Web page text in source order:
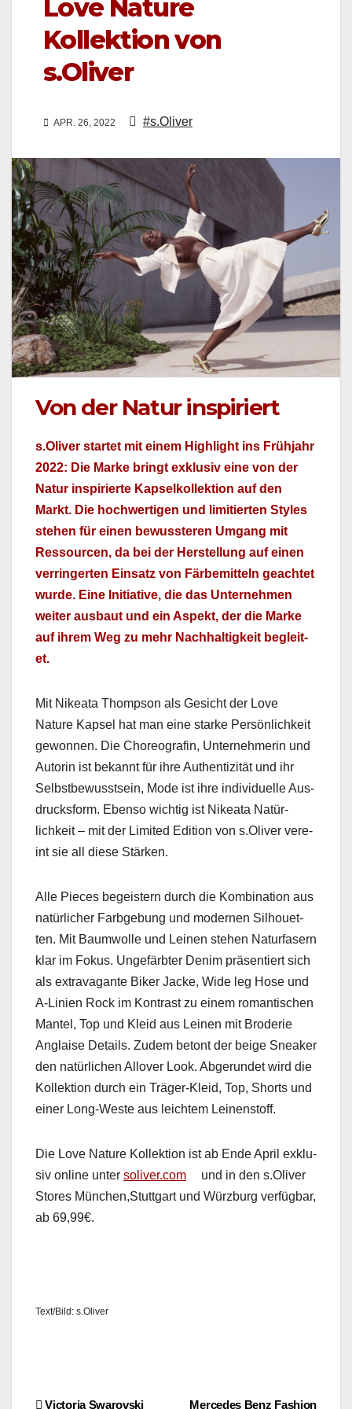
Love Nature
Kollektion von
s.Oliver
APR. 26, 2022 #s.Oliver
Von der Natur inspiriert
s.Oliver startet mit einem High­light ins Früh­jahr
2022: Die Marke bringt exk­lu­siv eine von der
Natur inspiri­erte Kapselkollek­tion auf den
Markt. Die hochw­er­ti­gen und lim­i­tierten Styles
ste­hen für einen bewussteren Umgang mit
Ressourcen, da bei der Her­stel­lung auf einen
ver­ringerten Ein­satz von Färbe­mit­teln geachtet
wurde. Eine Ini­tia­tive, die das Unternehmen
weit­er aus­baut und ein Aspekt, der die Marke
auf ihrem Weg zu mehr Nach­haltigkeit begleit­
et.
Mit Nikea­ta Thomp­son als Gesicht der Love
Nature Kapsel hat man eine starke Per­sön­lichkeit
gewon­nen. Die Chore­ografin, Unternehmerin und
Autorin ist bekan­nt für ihre Authen­tiz­ität und ihr
Selb­st­be­wusst­sein, Mode ist ihre indi­vidu­elle Aus­
drucks­form. Eben­so wichtig ist Nikea­ta Natür­
lichkeit – mit der Lim­it­ed Edi­tion von s.Oliver vere­
int sie all diese Stärken.
Alle Pieces begeis­tern durch die Kom­bi­na­tion aus
natür­lich­er Far­bge­bung und mod­er­nen Sil­hou­et­
ten. Mit Baum­wolle und Leinen ste­hen Natur­fasern
klar im Fokus. Unge­färbter Den­im präsen­tiert sich
als extrav­a­gante Bik­er Jacke, Wide leg Hose und
A‑Linien Rock im Kon­trast zu einem roman­tis­chen
Man­tel, Top und Kleid aus Leinen mit Broderie
Anglaise Details. Zudem betont der beige Sneak­er
den natür­lichen Allover Look. Abgerun­det wird die
Kollek­tion durch ein Träger-Kleid, Top, Shorts und
ein­er Long-Weste aus leichtem Leinen­stoff.
Die Love Nature Kollek­tion ist ab Ende April exk­lu­
siv online unter soliver.com
und in den s.Oliver
Stores München,Stuttgart und Würzburg ver­füg­bar,
ab 69,99€.
Text/Bild: s.Oliver
Mercedes Benz Fashion
Victoria Swarovski